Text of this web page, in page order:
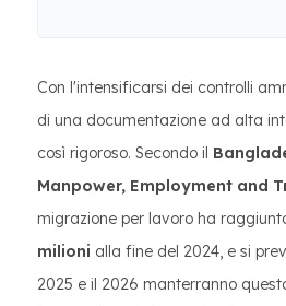
Con l'intensificarsi dei controlli
di una documentazione ad alta
così rigoroso. Secondo il
Manpower, Employment and
migrazione per lavoro ha
milioni alla fine del 2024, e si
2025 e il 2026 manterranno